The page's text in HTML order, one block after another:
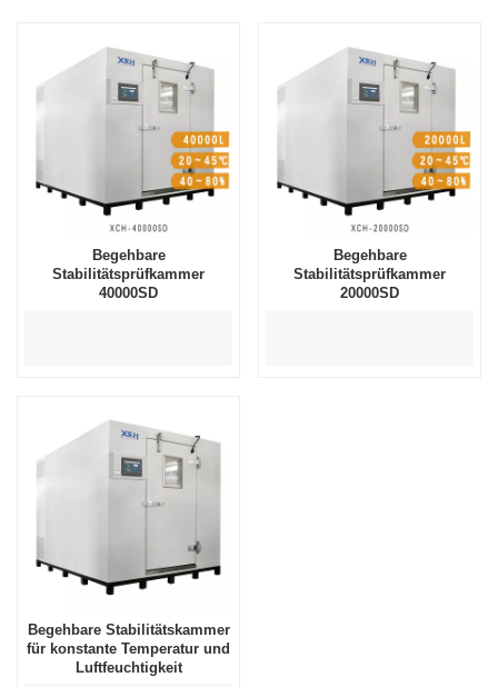
Begehbare
Stabilitätsprüfkammer
40000SD
Begehbare
Stabilitätsprüfkammer
20000SD
Begehbare Stabilitätskammer
für konstante Temperatur und
Luftfeuchtigkeit